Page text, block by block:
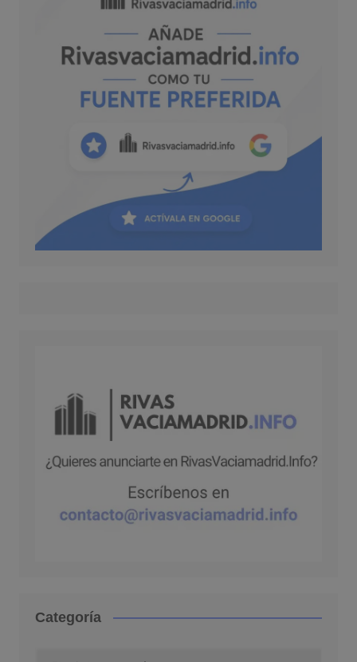
Categoría